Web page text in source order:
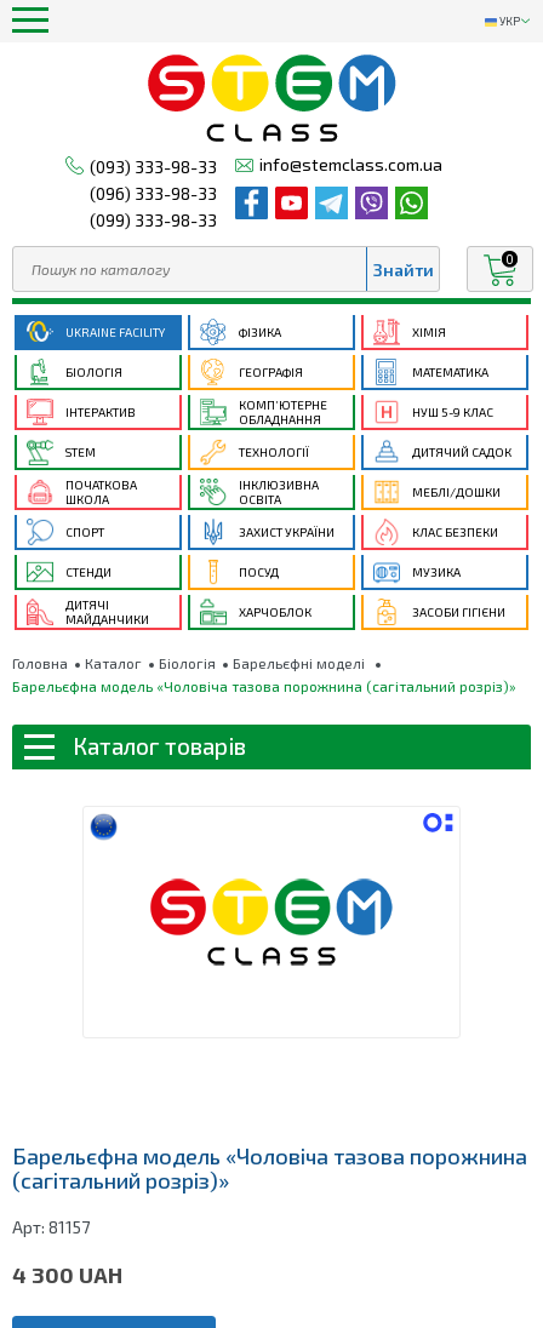
УКР
(093) 333-98-33
(096) 333-98-33
(099) 333-98-33
info@stemclass.com.ua
0
UKRAINE FACILITY ФІЗИКА ХІМІЯ
БІОЛОГІЯ ГЕОГРАФІЯ МАТЕМАТИКА
ІНТЕРАКТИВ
КОМП’ЮТЕРНЕ
ОБЛАДНАННЯ
НУШ 5-9 КЛАС
STEM ТЕХНОЛОГІЇ ДИТЯЧИЙ САДОК
ПОЧАТКОВА
ШКОЛА
ІНКЛЮЗИВНА
ОСВІТА
МЕБЛІ/ДОШКИ
СПОРТ ЗАХИСТ УКРАЇНИ КЛАС БЕЗПЕКИ
СТЕНДИ ПОСУД МУЗИКА
ДИТЯЧІ
МАЙДАНЧИКИ
ХАРЧОБЛОК ЗАСОБИ ГІГІЄНИ
Головна Каталог Біологія
Барельєфні моделі
Барельєфна модель «Чоловіча тазова порожнина (сагітальний розріз)»
Каталог товарів
Барельєфна модель «Чоловіча тазова порожнина
(сагітальний розріз)»
Арт: 81157
4 300 UAH